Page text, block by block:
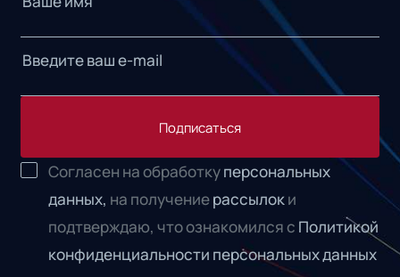
Подписаться
Согласен на обработкуперсональных
данных, на получениерассылоки
подтверждаю, что ознакомился с Политикой
конфиденциальности персональных данных